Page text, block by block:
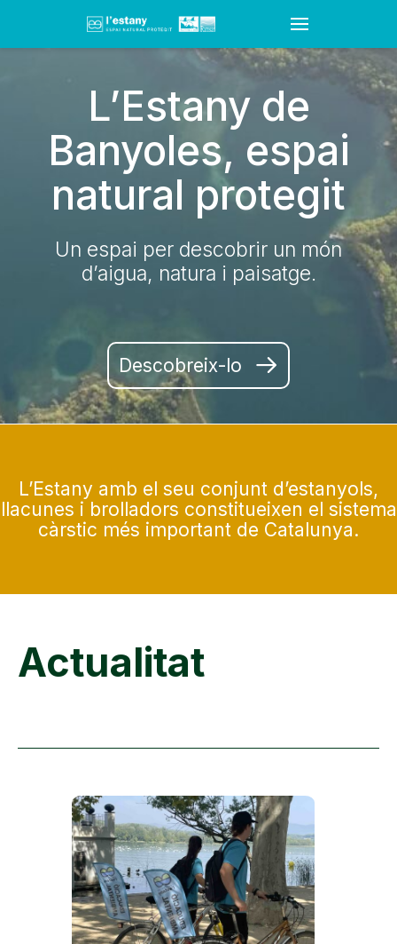
L’Estany de
Banyoles, espai
natural protegit
Un espai per descobrir un món
d’aigua, natura i paisatge.
Descobreix-lo
L’Estany amb el seu conjunt d’estanyols,
llacunes i brolladors constitueixen el sistema
càrstic més important de Catalunya.
Actualitat